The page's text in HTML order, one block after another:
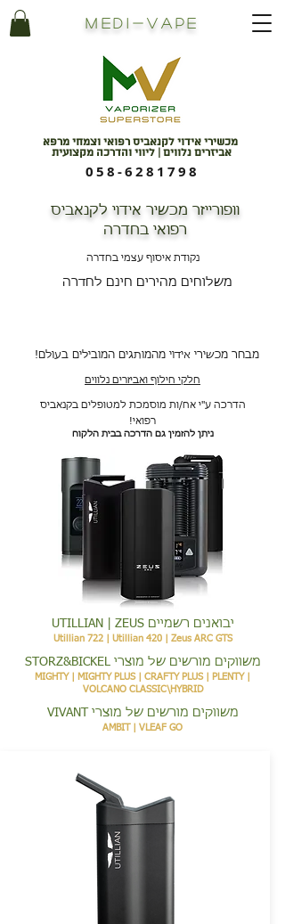
Medi- Vape
מכשירי אידוי לקנאביס רפואי וצמחי מרפא
אביזרים נלווים | ליווי והדרכה מקצועית
058-6281798
וופורייזר מכשיר אידוי לקנאביס
רפואי בחדרה
נקודת איסוף עצמי בחדרה
משלוחים מהירים חינם לחדרה
מבחר מכשירי אידוי מהמותגים המובילים בעולם!
חלקי חילוף ואביזרים נלווים
הדרכה ע"י אח/ות מוסמכת למטופלים בקנאביס
רפואי!
ניתן להזמין גם הדרכה בבית הלקוח
יבואנים רשמיים UTILLIAN | ZEUS
Utillian 722 | Utillian 420 | Zeus ARC GTS
משווקים מורשים של מוצרי STORZ&BICKEL
MIGHTY | MIGHTY PLUS | CRAFTY PLUS | PLENTY |
VOLCANO CLASSIC\HYBRID
משווקים מורשים של מוצרי VIVANT
AMBIT | VLEAF GO